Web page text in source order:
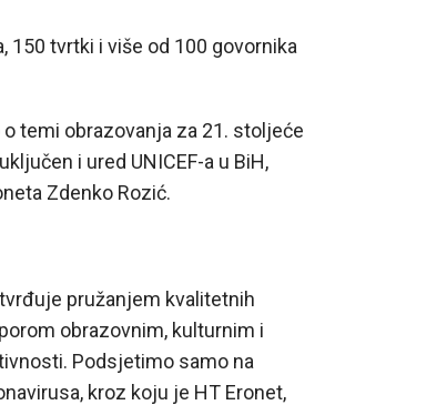
150 tvrtki i više od 100 govornika
temi obrazovanja za 21. stoljeće
i ured UNICEF-a u BiH,
Zdenko Rozić.
pružanjem kvalitetnih
obrazovnim, kulturnim i
Podsjetimo samo na
kroz koju je HT Eronet,